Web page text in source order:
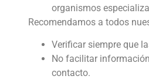
organismos
Recomendamos a todos
Verificar siempre que
No facilitar
contacto.